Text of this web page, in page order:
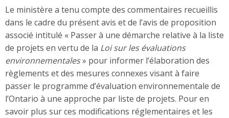
Le ministère a tenu compte des commentaires recueillis
dans le cadre du présent avis et de l’avis de proposition
associé intitulé « Passer à une démarche relative à la liste
de projets en vertu de la Loi sur les évaluations
environnementales» pour informer l’élaboration des
règlements et des mesures connexes visant à faire
passer le programme d’évaluation environnementale de
l’Ontario à une approche par liste de projets. Pour en
savoir plus sur ces modifications réglementaires et les